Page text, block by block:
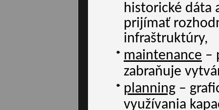
historické dáta
prijímať
infraštruktúry,
maintenance –
zabraňuje
planning –
využívania